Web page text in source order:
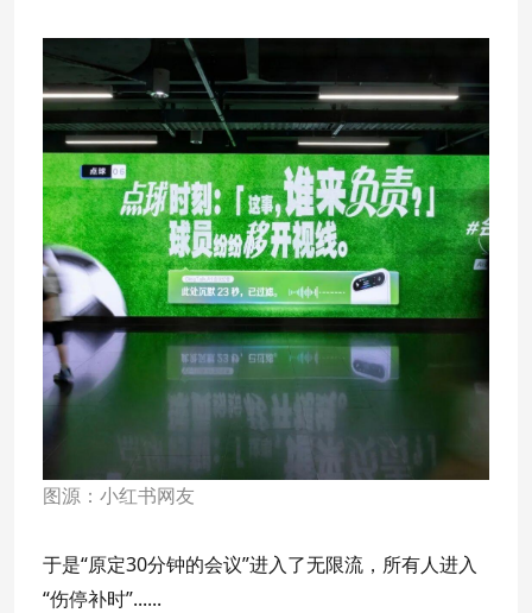
图源：小红书网友
于是“原定30分钟的会议”进入了无限流，所有人进入
“伤停补时”......